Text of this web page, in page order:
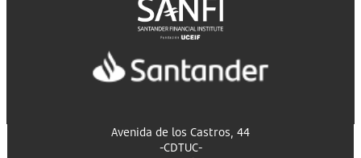
Avenida de los Castros, 44
-CDTUC-